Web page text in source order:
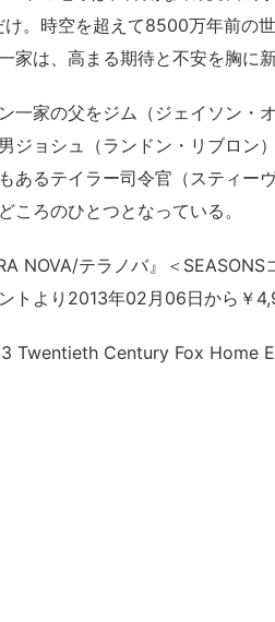
け。時空を超えて8500万年前の
家は、高まる期待と不安を胸に
一家の父をジム（ジェイソン・
ジョシュ（ランドン・リブロン
あるテイラー司令官（スティー
ころのひとつとなっている。
NOVA/テラノバ』＜
トより2013年02月06日から￥
Twentieth Century Fox Home